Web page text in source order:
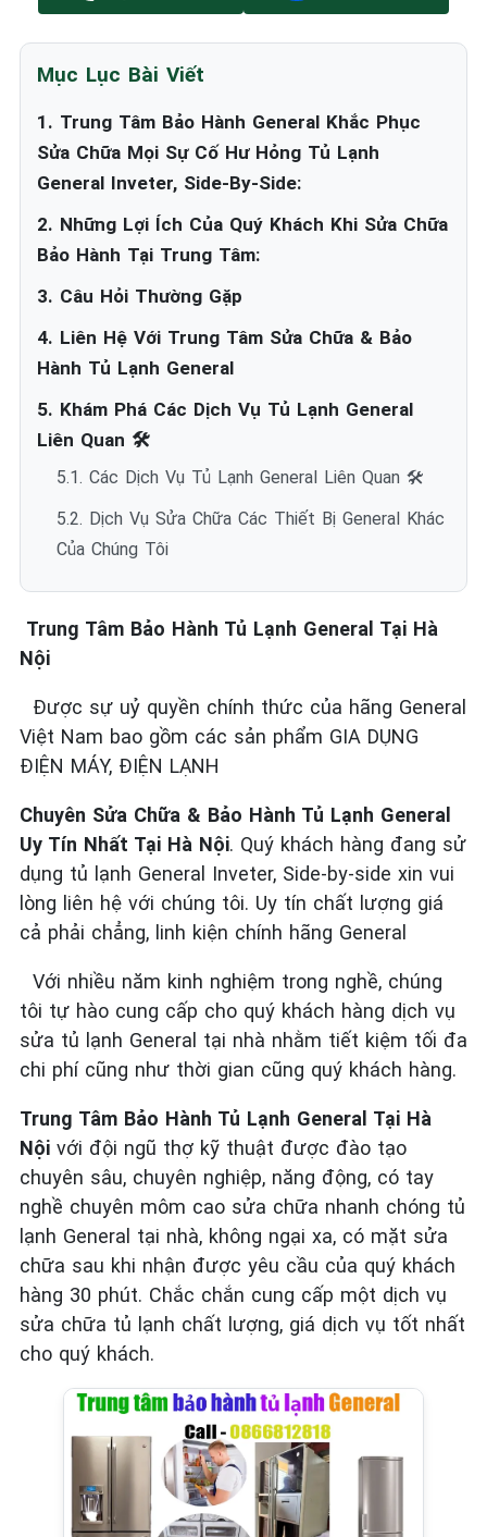
Mục Lục Bài Viết
1. Trung Tâm Bảo Hành General Khắc Phục
Sửa Chữa Mọi Sự Cố Hư Hỏng Tủ Lạnh
General Inveter, Side-By-Side:
2. Những Lợi Ích Của Quý Khách Khi Sửa Chữa
Bảo Hành Tại Trung Tâm:
3. Câu Hỏi Thường Gặp
4. Liên Hệ Với Trung Tâm Sửa Chữa & Bảo
Hành Tủ Lạnh General
5. Khám Phá Các Dịch Vụ Tủ Lạnh General
Liên Quan 🛠️
5.1. Các Dịch Vụ Tủ Lạnh General Liên Quan 🛠️
5.2. Dịch Vụ Sửa Chữa Các Thiết Bị General Khác
Của Chúng Tôi
Trung Tâm Bảo Hành Tủ Lạnh General Tại Hà
Nội
Được sự uỷ quyền chính thức của hãng General
Việt Nam bao gồm các sản phẩm GIA DỤNG
ĐIỆN MÁY, ĐIỆN LẠNH
Chuyên Sửa Chữa & Bảo Hành Tủ Lạnh General
Uy Tín Nhất Tại Hà Nội. Quý khách hàng đang sử
dụng tủ lạnh General Inveter, Side-by-side xin vui
lòng liên hệ với chúng tôi. Uy tín chất lượng giá
cả phải chẳng, linh kiện chính hãng General
Với nhiều năm kinh nghiệm trong nghề, chúng
tôi tự hào cung cấp cho quý khách hàng dịch vụ
sửa tủ lạnh General tại nhà nhằm tiết kiệm tối đa
chi phí cũng như thời gian cũng quý khách hàng.
Trung Tâm Bảo Hành Tủ Lạnh General Tại Hà
Nội với đội ngũ thợ kỹ thuật được đào tạo
chuyên sâu, chuyên nghiệp, năng động, có tay
nghề chuyên môm cao sửa chữa nhanh chóng tủ
lạnh General tại nhà, không ngại xa, có mặt sửa
chữa sau khi nhận được yêu cầu của quý khách
hàng 30 phút. Chắc chắn cung cấp một dịch vụ
sửa chữa tủ lạnh chất lượng, giá dịch vụ tốt nhất
cho quý khách.